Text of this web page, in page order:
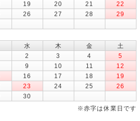
19 20 21
22
26 27 28
29
水 木 金
土
2 3 4
5
9 10 11
12
16 17 18
19
23 24 25
26
30
※赤字は休業日です